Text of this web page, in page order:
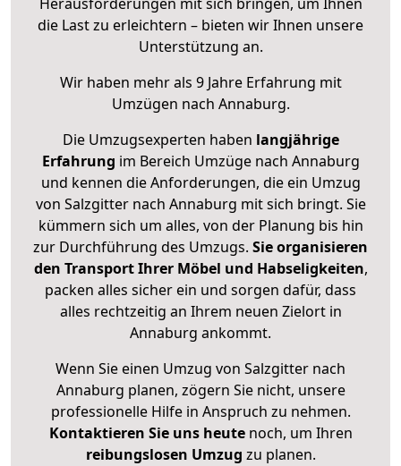
die Last zu erleichtern – bieten wir Ihnen unsere
Unterstützung an.
Wir haben mehr als 9 Jahre Erfahrung mit
Umzügen nach Annaburg.
Die Umzugsexperten haben langjährige
Erfahrung im Bereich Umzüge nach Annaburg
und kennen die Anforderungen, die ein Umzug
von Salzgitter nach Annaburg mit sich bringt. Sie
kümmern sich um alles, von der Planung bis hin
zur Durchführung des Umzugs. Sie organisieren
den Transport Ihrer Möbel und Habseligkeiten,
packen alles sicher ein und sorgen dafür, dass
alles rechtzeitig an Ihrem neuen Zielort in
Annaburg ankommt.
Wenn Sie einen Umzug von Salzgitter nach
Annaburg planen, zögern Sie nicht, unsere
professionelle Hilfe in Anspruch zu nehmen.
Kontaktieren Sie uns heutenoch, um Ihren
reibungslosen Umzug zu planen.